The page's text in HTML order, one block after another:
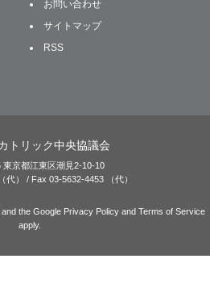
お問い合わせ
サイトマップ
RSS
トリック中央協議会
東京都江東区潮見2-10-10
代） / Fax 03-5632-4453 （代）
the Google Privacy Policy and Terms of Service
apply.